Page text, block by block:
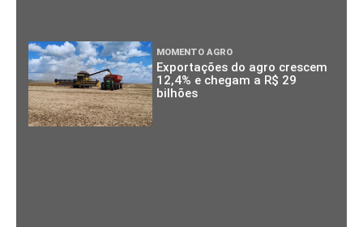
MOMENTO AGRO
Exportações do agro crescem
12,4% e chegam a R$ 29
bilhões